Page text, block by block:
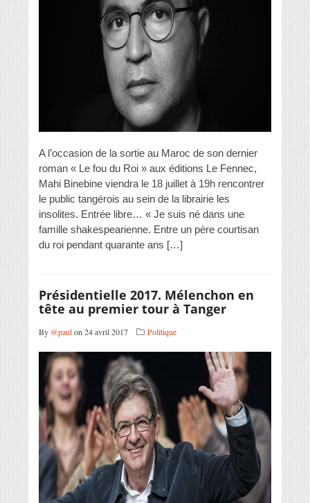
A l’occasion de la sortie au Maroc de son dernier
roman « Le fou du Roi » aux éditions Le Fennec,
Mahi Binebine viendra le 18 juillet à 19h rencontrer
le public tangérois au sein de la librairie les
insolites. Entrée libre… « Je suis né dans une
famille shakespearienne. Entre un père courtisan
du roi pendant quarante ans […]
Présidentielle 2017. Mélenchon en
tête au premier tour à Tanger
By @paulon 24 avril 2017 Politique